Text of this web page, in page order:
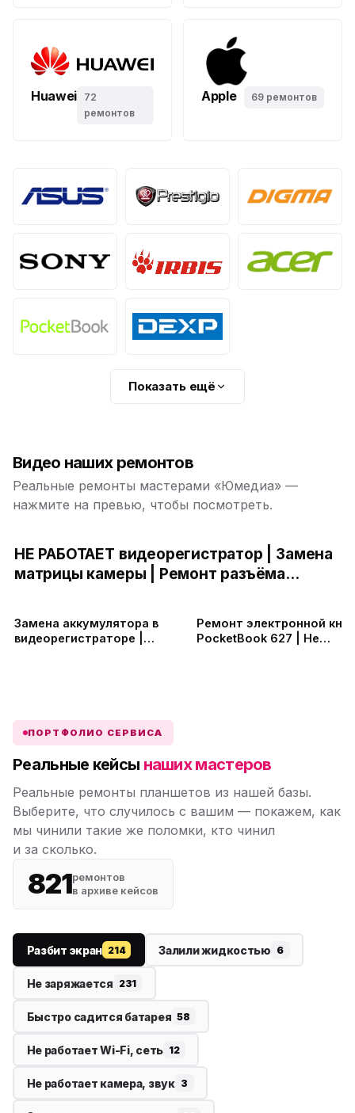
Huawei
72
ремонтов
Apple 69 ремонтов
Показать ещё
Видео наших ремонтов
Реальные ремонты мастерами «Юмедиа» —
нажмите на превью, чтобы посмотреть.
НЕ РАБОТАЕТ видеорегистратор | Замена
матрицы камеры | Ремонт разъёма
Замена аккумулятора в
видеорегистраторе |
Ремонт электронной
PocketBook 627 | Не
ПОРТФОЛИО СЕРВИСА
Реальные кейсы наших мастеров
Реальные ремонты планшетов из нашей базы.
Выберите, что случилось с вашим — покажем, как
мы чинили такие же поломки, кто чинил
и за сколько.
821ремонтов
в архиве кейсов
Разбит экран 214 Залили жидкостью 6
Не заряжается 231
Быстро садится батарея 58
Не работает Wi-Fi, сеть 12
Не работает камера, звук 3